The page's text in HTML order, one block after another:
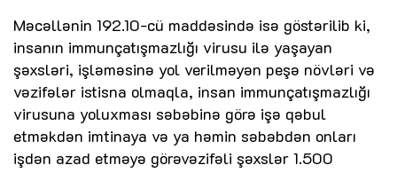
Məcəllənin 192.10-cü maddəsində isə göstərilib ki,
insanın immunçatışmazlığı virusu ilə yaşayan
şəxsləri, işləməsinə yol verilməyən peşə növləri və
vəzifələr istisna olmaqla, insan immunçatışmazlığı
virusuna yoluxması səbəbinə görə işə qəbul
etməkdən imtinaya və ya həmin səbəbdən onları
işdən azad etməyə görəvəzifəli şəxslər 1.500